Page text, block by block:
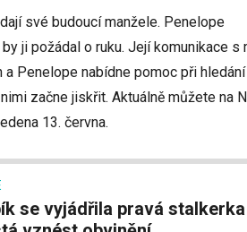
své budoucí manžele. Penelope
ji požádal o ruku. Její komunikace s
Penelope nabídne pomoc při hledání
začne jiskřit. Aktuálně můžete na
13. června.